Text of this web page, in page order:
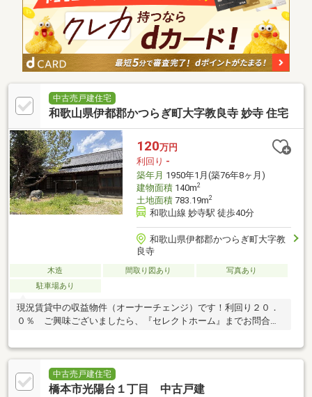
中古売戸建住宅
和歌山県伊都郡かつらぎ町大字教良寺 妙寺 住宅
120万円
利回り -
築年月 1950年1月(築76年8ヶ月)
建物面積140m2
土地面積783.19m2
和歌山線 妙寺駅 徒歩40分
和歌山県伊都郡かつらぎ町大字教
良寺
木造 間取り図あり
写真あり
駐車場あり
現況賃貸中の収益物件（オーナーチェンジ）です！利回り２０．
０％ ご興味ございましたら、『セレクトホーム』までお問合せ
中古売戸建住宅
橋本市光陽台１丁目 中古戸建